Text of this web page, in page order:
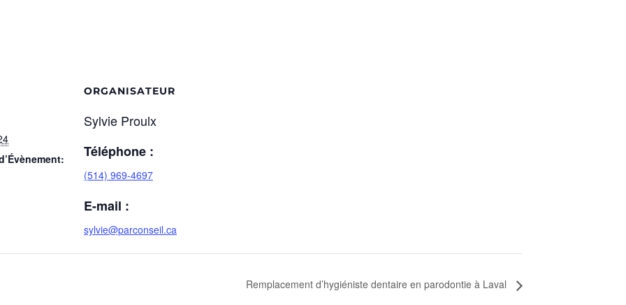
ORGANISATEUR
Sylvie Proulx
Téléphone :
(514) 969-4697
E-mail :
sylvie@parconseil.ca
Remplacement d’hygiéniste dentaire en parodontie à Laval